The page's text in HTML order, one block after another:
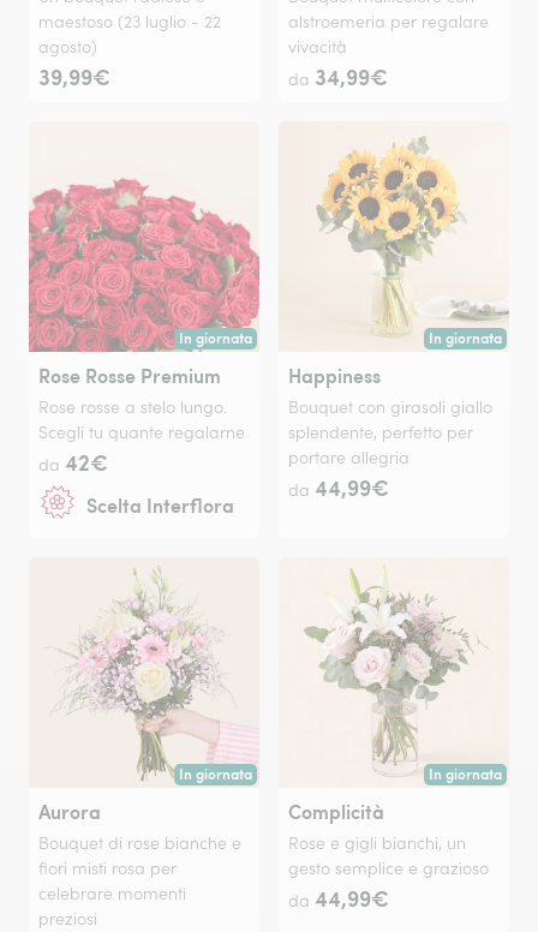
maestoso (23 luglio - 22
agosto)
39,99€
alstroemeria per regalare
vivacità
da 34,99€
In giornata
Consegna disponibile oggi o in data a tua scelta.
Rose Rosse Premium
Rose rosse a stelo lungo.
Scegli tu quante regalarne
da 42€
Scelta Interflora
In giornata
Consegna
Happiness
Bouquet con girasoli giallo
splendente, perfetto per
portare allegria
da 44,99€
In giornata
Consegna disponibile oggi o in data a tua scelta.
Aurora
Bouquet di rose bianche e
fiori misti rosa per
celebrare momenti
preziosi
In giornata
Consegna
Complicità
Rose e gigli bianchi, un
gesto semplice e grazioso
da 44,99€